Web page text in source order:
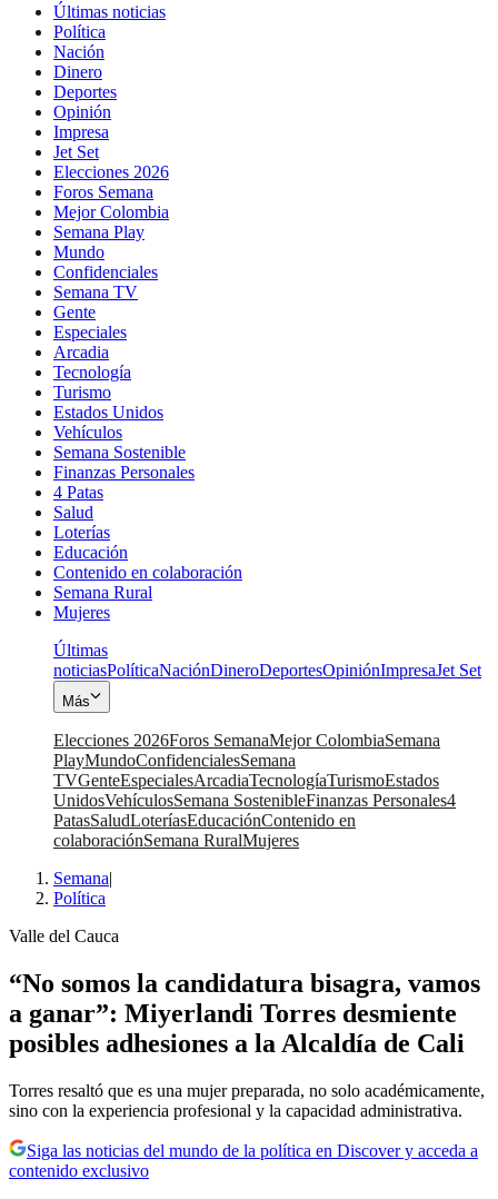
Últimas noticias
Política
Nación
Dinero
Deportes
Opinión
Impresa
Jet Set
Elecciones 2026
Foros Semana
Mejor Colombia
Semana Play
Mundo
Confidenciales
Semana TV
Gente
Especiales
Arcadia
Tecnología
Turismo
Estados Unidos
Vehículos
Semana Sostenible
Finanzas Personales
4 Patas
Salud
Loterías
Educación
Contenido en colaboración
Semana Rural
Mujeres
Últimas
noticiasPolíticaNaciónDineroDeportesOpiniónImpresaJet Set
Más
Elecciones 2026Foros SemanaMejor ColombiaSemana
PlayMundoConfidencialesSemana
TVGenteEspecialesArcadiaTecnologíaTurismoEstados
UnidosVehículosSemana SostenibleFinanzas Personales4
PatasSaludLoteríasEducaciónContenido en
colaboraciónSemana RuralMujeres
Semana|
Política
Valle del Cauca
“No somos la candidatura bisagra, vamos
a ganar”: Miyerlandi Torres desmiente
posibles adhesiones a la Alcaldía de Cali
Torres resaltó que es una mujer preparada, no solo académicamente,
sino con la experiencia profesional y la capacidad administrativa.
Siga las noticias del mundo de la política en Discover y acceda a
contenido exclusivo